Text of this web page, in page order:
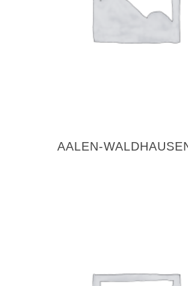
AALEN-